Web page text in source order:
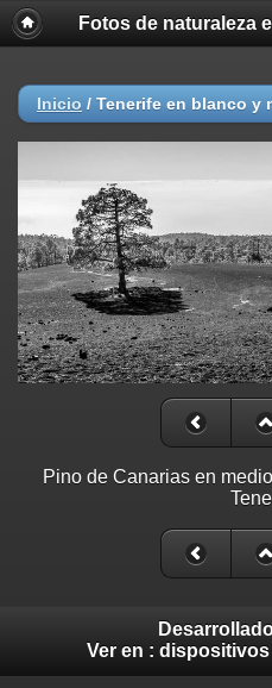
Fotos de naturaleza
Inicio / Tenerife en blanco y
Pino de Canarias en
Ver en : dispositivos